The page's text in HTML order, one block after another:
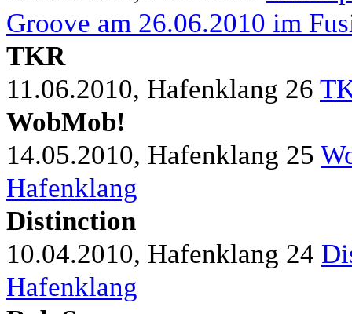
Groove am 26.06.2010 im
TKR
11.06.2010, Hafenklang 26
WobMob!
14.05.2010, Hafenklang 25
Hafenklang
Distinction
10.04.2010, Hafenklang 24
Hafenklang